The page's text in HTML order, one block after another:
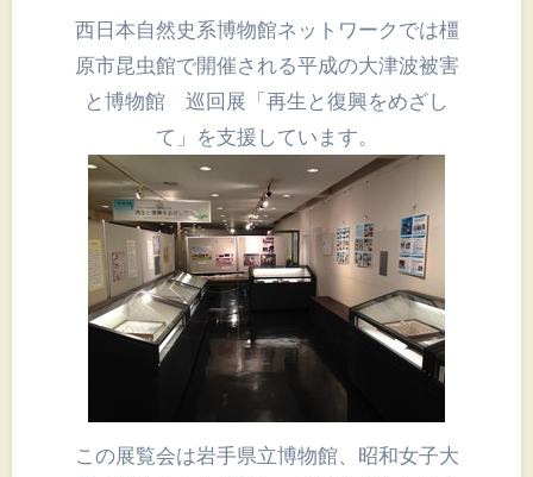
西日本自然史系博物館ネットワークでは橿
原市昆虫館で開催される平成の大津波被害
と博物館 巡回展「再生と復興をめざし
て」を支援しています。
この展覧会は岩手県立博物館、昭和女子大